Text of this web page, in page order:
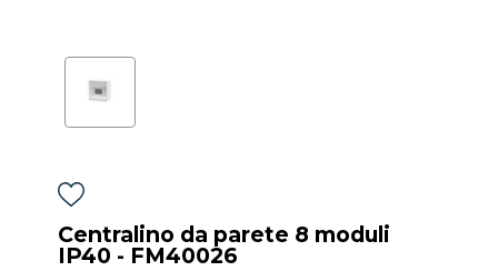
Centralino da parete 8 moduli
IP40 - FM40026